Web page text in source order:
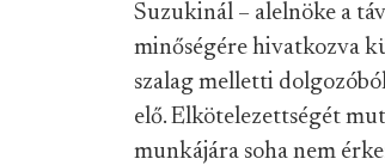
Suzukinál – alelnöke a
minőségére hivatkozva
szalag melletti
elő. Elkötelezettségét
munkájára soha nem